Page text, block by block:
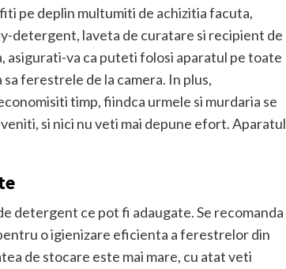
pe deplin multumiti de achizitia facuta,
detergent, laveta de curatare si recipient de
asigurati-va ca puteti folosi aparatul pe toate
ferestrele de la camera. In plus,
timp, fiindca urmele si murdaria se
si nici nu veti mai depune efort. Aparatul
detergent ce pot fi adaugate. Se recomanda
o igienizare eficienta a ferestrelor din
de stocare este mai mare, cu atat veti